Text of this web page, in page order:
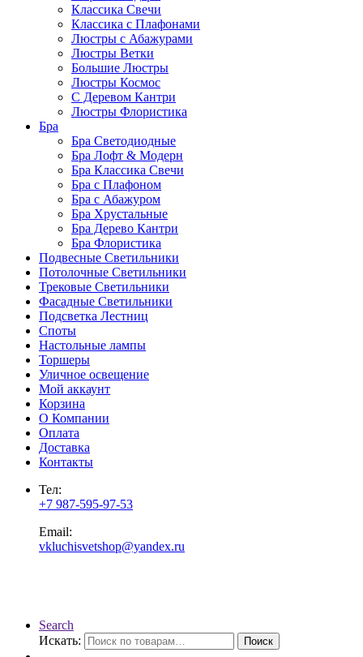
Классика Свечи
Классика с Плафонами
Люстры с Абажурами
Люстры Ветки
Большие Люстры
Люстры Космос
С Деревом Кантри
Люстры Флористика
Бра
Бра Светодиодные
Бра Лофт & Модерн
Бра Классика Свечи
Бра с Плафоном
Бра с Абажуром
Бра Хрустальные
Бра Дерево Кантри
Бра Флористика
Подвесные Светильники
Потолочные Светильники
Трековые Светильники
Фасадные Светильники
Подсветка Лестниц
Споты
Настольные лампы
Торшеры
Уличное освещение
Мой аккаунт
Корзина
О Компании
Оплата
Доставка
Контакты
Тел:
+7 987-595-97-53
Email:
vkluchisvetshop@yandex.ru
Search
Искать:
Поиск